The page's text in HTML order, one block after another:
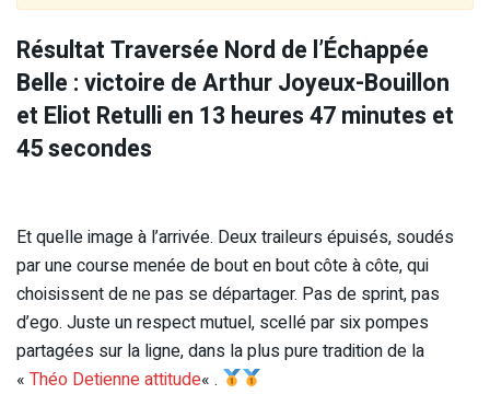
RésultatTraversée Nord de l’Échappée
Belle : victoire de Arthur Joyeux-Bouillon
et Eliot Retulli en 13 heures 47 minutes et
45 secondes
Et quelle image à l’arrivée. Deux traileurs épuisés, soudés
par une course menée de bout en bout côte à côte, qui
choisissent de ne pas se départager. Pas de sprint, pas
d’ego. Juste un respect mutuel, scellé par six pompes
partagées sur la ligne, dans la plus pure tradition de la
« Théo Detienne attitude« .